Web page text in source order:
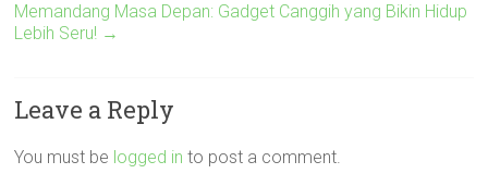
Memandang Masa Depan: Gadget Canggih yang Bikin Hidup
Lebih Seru! →
Leave a Reply
You must be logged in to post a comment.